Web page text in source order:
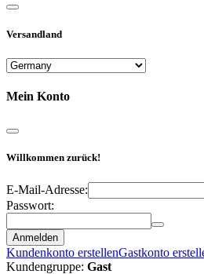
Versandland
Mein Konto
Willkommen zurück!
E-Mail-Adresse:
Passwort:
Anmelden
Kundenkonto erstellenGastkonto
Kundengruppe: Gast